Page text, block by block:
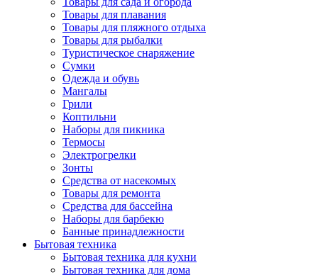
Товары для плавания
Товары для пляжного отдыха
Товары для рыбалки
Туристическое снаряжение
Сумки
Одежда и обувь
Мангалы
Грили
Коптильни
Наборы для пикника
Термосы
Электрогрелки
Зонты
Средства от насекомых
Товары для ремонта
Средства для бассейна
Наборы для барбекю
Банные принадлежности
Бытовая техника
Бытовая техника для кухни
Бытовая техника для дома